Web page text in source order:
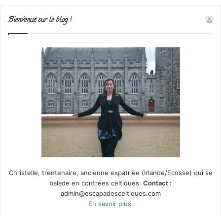
Bienvenue sur le blog !
Christelle, trentenaire, ancienne expatriée (Irlande/Ecosse) qui se
balade en contrées celtiques. Contact :
admin@escapadesceltiques.com
En savoir plus.